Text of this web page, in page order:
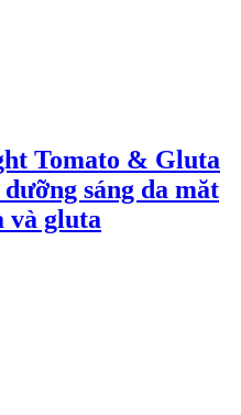
Tomato & Gluta
sáng da măt
và gluta